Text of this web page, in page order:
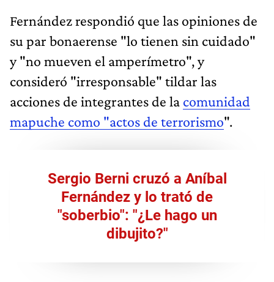
Fernández respondió que las opiniones de
su par bonaerense "lo tienen sin cuidado"
y "no mueven el amperímetro", y
consideró "irresponsable" tildar las
acciones de integrantes de la comunidad
mapuche como "actos de terrorismo".
Sergio Berni cruzó a Aníbal
Fernández y lo trató de
"soberbio": "¿Le hago un
dibujito?"